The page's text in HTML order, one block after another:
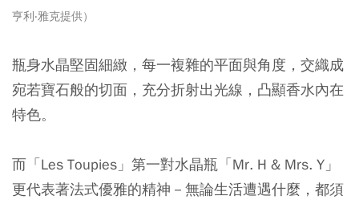
亨利‧雅克提供）
瓶身水晶堅固細緻，每一複雜的平面與角度，交織成
宛若寶石般的切面，充分折射出光線，凸顯香水內在
特色。
而「Les Toupies」第一對水晶瓶「Mr. H & Mrs. Y」
更代表著法式優雅的精神－無論生活遭遇什麼，都須